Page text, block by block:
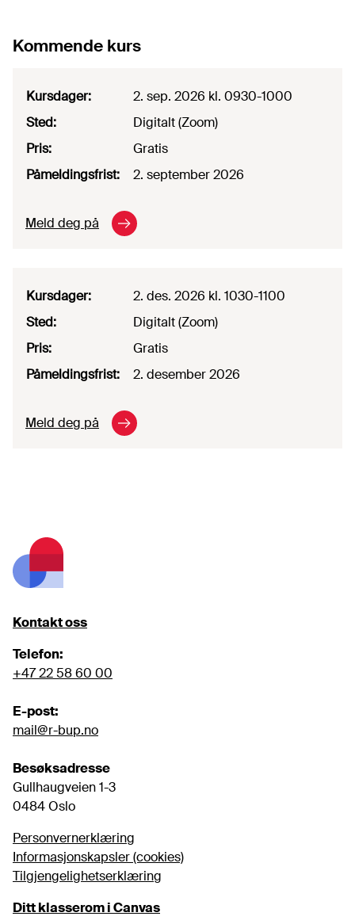
Kommende kurs
Kursdager: 2. sep. 2026 kl. 0930-1000
Sted: Digitalt(Zoom)
Pris:
Gratis
Påmeldingsfrist: 2. september 2026
Meld deg på
Kursdager: 2. des. 2026 kl. 1030-1100
Sted: Digitalt(Zoom)
Pris:
Gratis
Påmeldingsfrist: 2. desember 2026
Meld deg på
Footer
Kontakt oss
Telefon:
+47 22 58 60 00
E-post:
mail@r-bup.no
Besøksadresse
Gullhaugveien 1-3
0484 Oslo
Personvernerklæring
Informasjonskapsler (cookies)
Tilgjengelighetserklæring
Ditt klasserom i Canvas